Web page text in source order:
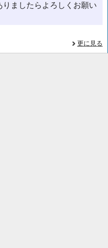
ましたらよろしくお願い
更に見る